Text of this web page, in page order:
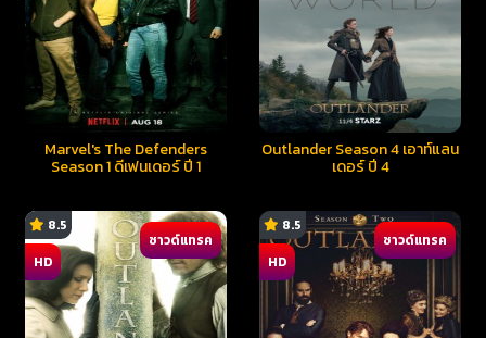
Marvel's The Defenders
Season 1 ดีเฟนเดอร์ ปี 1
Outlander Season 4 เอาท์แลน
เดอร์ ปี 4
8.5
HD
ซาวด์แทรค
8.5
HD
ซาวด์แทรค